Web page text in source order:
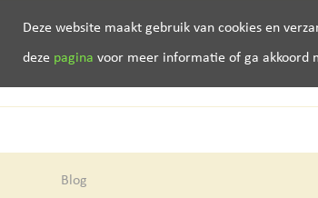
Blog
Deze website maakt gebruik van cookies en
deze pagina voor meer informatie of ga akkoord